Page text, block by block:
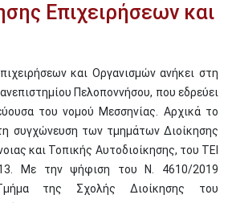
Επιχειρήσεων και
και Οργανισμών ανήκει στη
Πελοποννήσου, που εδρεύει
του νομού Μεσσηνίας. Αρχικά το
συγχώνευση των τμημάτων Διοίκησης
και Τοπικής Αυτοδιοίκησης, του ΤΕΙ
Με την ψήφιση του Ν. 4610/2019
της Σχολής Διοίκησης του